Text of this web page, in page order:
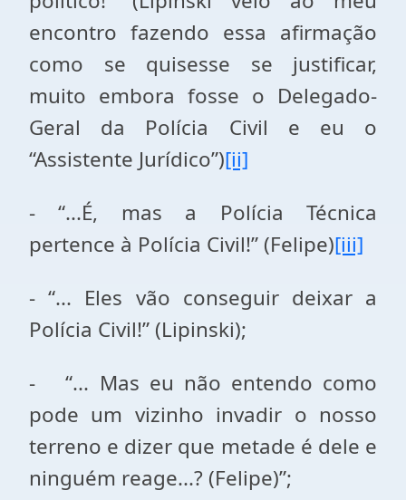
encontro fazendo essa afirmação
como se quisesse se justificar,
muito embora fosse o Delegado-
Geral da Polícia Civil e eu o
“Assistente Jurídico”)[ii]
- “...É, mas a Polícia Técnica
pertence à Polícia Civil!” (Felipe)[iii]
- “... Eles vão conseguir deixar a
Polícia Civil!” (Lipinski);
- “... Mas eu não entendo como
pode um vizinho invadir o nosso
terreno e dizer que metade é dele e
ninguém reage...? (Felipe)”;